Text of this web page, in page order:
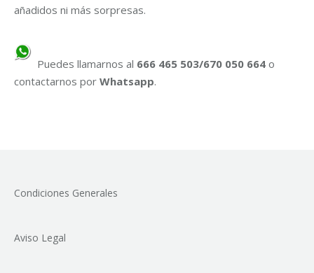
añadidos ni más sorpresas.
Puedes llamarnos al 666 465 503/670 050 664 o
contactarnos por Whatsapp.
Condiciones Generales
Aviso Legal